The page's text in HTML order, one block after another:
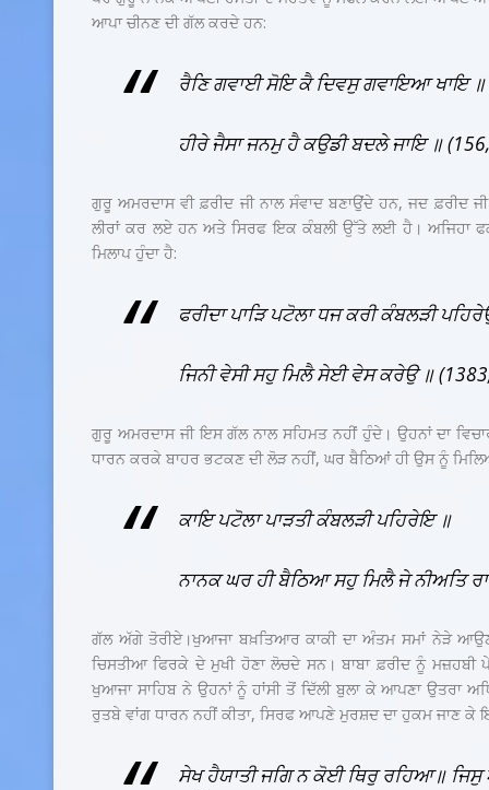
ਆਪਾ ਚੀਨਣ ਦੀ ਗੱਲ ਕਰਦੇ ਹਨ:
ਰੈਣਿ ਗਵਾਈ ਸੋਇ ਕੈ ਦਿਵਸੁ ਗਵਾਇਆ ਖਾਇ ॥
ਹੀਰੇ ਜੈਸਾ ਜਨਮੁ ਹੈ ਕਉਡੀ ਬਦਲੇ ਜਾਇ ॥ (156
ਗੁਰੂ ਅਮਰਦਾਸ ਵੀ ਫ਼ਰੀਦ ਜੀ ਨਾਲ ਸੰਵਾਦ ਬਣਾਉਂਦੇ ਹਨ, ਜਦ
ਲੀਰਾਂ ਕਰ ਲਏ ਹਨ ਅਤੇ ਸਿਰਫ ਇਕ ਕੰਬਲੀ ਉੱਤੇ ਲਈ ਹੈ। ਅਜਿਹਾ
ਮਿਲਾਪ ਹੁੰਦਾ ਹੈ:
ਫਰੀਦਾ ਪਾੜਿ ਪਟੋਲਾ ਧਜ ਕਰੀ ਕੰਬਲੜੀ
ਜਿਨੀ ਵੇਸੀ ਸਹੁ ਮਿਲੈ ਸੇਈ ਵੇਸ ਕਰੇਉ ॥ (1383
ਗੁਰੂ ਅਮਰਦਾਸ ਜੀ ਇਸ ਗੱਲ ਨਾਲ ਸਹਿਮਤ ਨਹੀਂ ਹੁੰਦੇ। ਉਹਨਾਂ ਦਾ
ਧਾਰਨ ਕਰਕੇ ਬਾਹਰ ਭਟਕਣ ਦੀ ਲੋੜ ਨਹੀਂ, ਘਰ ਬੈਠਿਆਂ ਹੀ ਉਸ ਨੂੰ
ਕਾਇ ਪਟੋਲਾ ਪਾੜਤੀ ਕੰਬਲੜੀ ਪਹਿਰੇਇ ॥
ਨਾਨਕ ਘਰ ਹੀ ਬੈਠਿਆ ਸਹੁ ਮਿਲੈ ਜੇ ਨੀਅਤਿ
ਗੱਲ ਅੱਗੇ ਤੋਰੀਏ।ਖੁਆਜਾ ਬਖ਼ਤਿਆਰ ਕਾਕੀ ਦਾ ਅੰਤਮ ਸਮਾਂ ਨੇੜੇ
ਚਿਸਤੀਆ ਫਿਰਕੇ ਦੇ ਮੁਖੀ ਹੋਣਾ ਲੋਚਦੇ ਸਨ। ਬਾਬਾ ਫ਼ਰੀਦ ਨੂੰ ਮਜ਼ਹਬੀ
ਖੁਆਜਾ ਸਾਹਿਬ ਨੇ ਉਹਨਾਂ ਨੂੰ ਹਾਂਸੀ ਤੋਂ ਦਿੱਲੀ ਬੁਲਾ ਕੇ ਆਪਣਾ ਉਤਰਾ
ਰੁਤਬੇ ਵਾਂਗ ਧਾਰਨ ਨਹੀਂ ਕੀਤਾ, ਸਿਰਫ ਆਪਣੇ ਮੁਰਸ਼ਦ ਦਾ ਹੁਕਮ ਜਾਣ ਕੇ
ਸੇਖ ਹੈਯਾਤੀ ਜਗਿ ਨ ਕੋਈ ਥਿਰੁ ਰਹਿਆ॥